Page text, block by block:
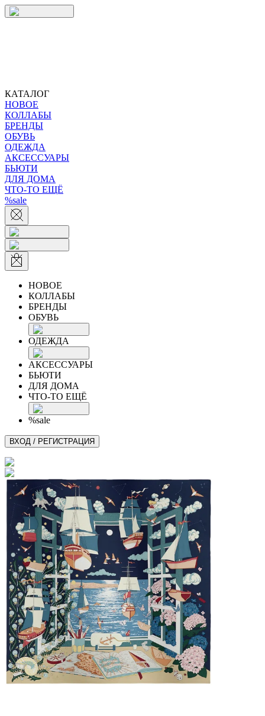
КАТАЛОГ
НОВОЕ
КОЛЛАБЫ
БРЕНДЫ
ОБУВЬ
ОДЕЖДА
АКСЕССУАРЫ
БЬЮТИ
ДЛЯ ДОМА
ЧТО-ТО ЕЩЁ
%sale
НОВОЕ
КОЛЛАБЫ
БРЕНДЫ
ОБУВЬ
ОДЕЖДА
АКСЕССУАРЫ
БЬЮТИ
ДЛЯ ДОМА
ЧТО-ТО ЕЩЁ
%sale
ВХОД / РЕГИСТРАЦИЯ